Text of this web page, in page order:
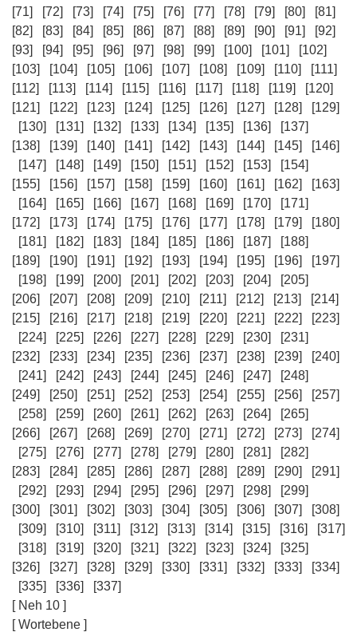
[71]
[72] [73] [74] [75] [76] [77] [78] [79] [80]
[81]
[82]
[83] [84] [85] [86] [87] [88] [89] [90] [91]
[92]
[93]
[94] [95] [96] [97] [98] [99] [100] [101]
[102]
[103]
[104] [105] [106] [107] [108] [109] [110]
[111]
[112]
[113] [114] [115] [116] [117] [118] [119]
[120]
[121]
[122] [123] [124] [125] [126] [127] [128]
[129]
[130]
[131] [132] [133] [134] [135] [136]
[137]
[138]
[139] [140] [141] [142] [143] [144] [145]
[146]
[147]
[148] [149] [150] [151] [152] [153]
[154]
[155]
[156] [157] [158] [159] [160] [161] [162]
[163]
[164]
[165] [166] [167] [168] [169] [170]
[171]
[172]
[173] [174] [175] [176] [177] [178] [179]
[180]
[181]
[182] [183] [184] [185] [186] [187]
[188]
[189]
[190] [191] [192] [193] [194] [195] [196]
[197]
[198]
[199] [200] [201] [202] [203] [204]
[205]
[206]
[207] [208] [209] [210] [211] [212] [213]
[214]
[215]
[216] [217] [218] [219] [220] [221] [222]
[223]
[224]
[225] [226] [227] [228] [229] [230]
[231]
[232]
[233] [234] [235] [236] [237] [238] [239]
[240]
[241]
[242] [243] [244] [245] [246] [247]
[248]
[249]
[250] [251] [252] [253] [254] [255] [256]
[257]
[258]
[259] [260] [261] [262] [263] [264]
[265]
[266]
[267] [268] [269] [270] [271] [272] [273]
[274]
[275]
[276] [277] [278] [279] [280] [281]
[282]
[283]
[284] [285] [286] [287] [288] [289] [290]
[291]
[292]
[293] [294] [295] [296] [297] [298]
[299]
[300]
[301] [302] [303] [304] [305] [306] [307]
[308]
[309]
[310] [311] [312] [313] [314] [315] [316]
[317]
[318]
[319] [320] [321] [322] [323] [324]
[325]
[326]
[327] [328] [329] [330] [331] [332] [333]
[334]
[335]
[336]
[337]
[ Neh 10 ]
[ Wortebene ]